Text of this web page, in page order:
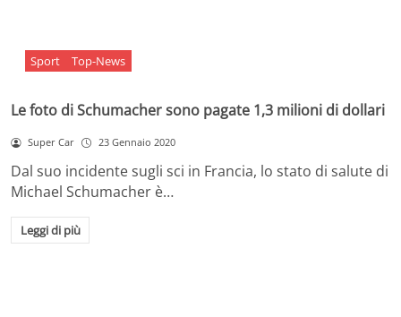
Sport Top-News
Le foto di Schumacher sono pagate 1,3 milioni di dollari
Super Car 23 Gennaio 2020
Dal suo incidente sugli sci in Francia, lo stato di salute di
Michael Schumacher è…
Leggi di più